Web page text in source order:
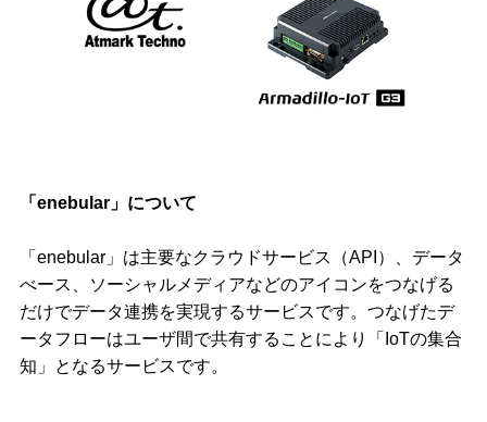
「enebular」について
「enebular」は主要なクラウドサービス（API）、データ
べース、ソーシャルメディアなどのアイコンをつなげる
だけでデータ連携を実現するサービスです。つなげたデ
ータフローはユーザ間で共有することにより「IoTの集合
知」となるサービスです。